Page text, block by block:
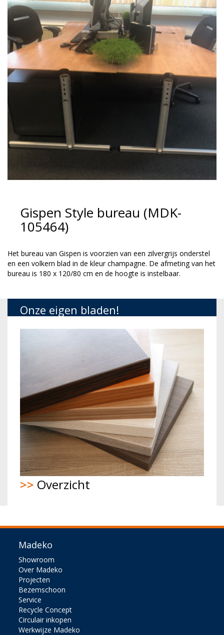
Gispen Style bureau (MDK-
105464)
Het bureau van Gispen is voorzien van een zilvergrijs onderstel
en een volkern blad in de kleur champagne. De afmeting van het
bureau is 180 x 120/80 cm en de hoogte is instelbaar.
Onze eigen bladen!
>> Overzicht
Madeko
Showroom
Over Madeko
Projecten
Bezemschoon
Service
Recycle Concept
Circulair inkopen
Werkwijze Madeko